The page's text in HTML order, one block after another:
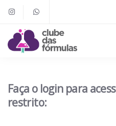
Faça o login para
restrito: